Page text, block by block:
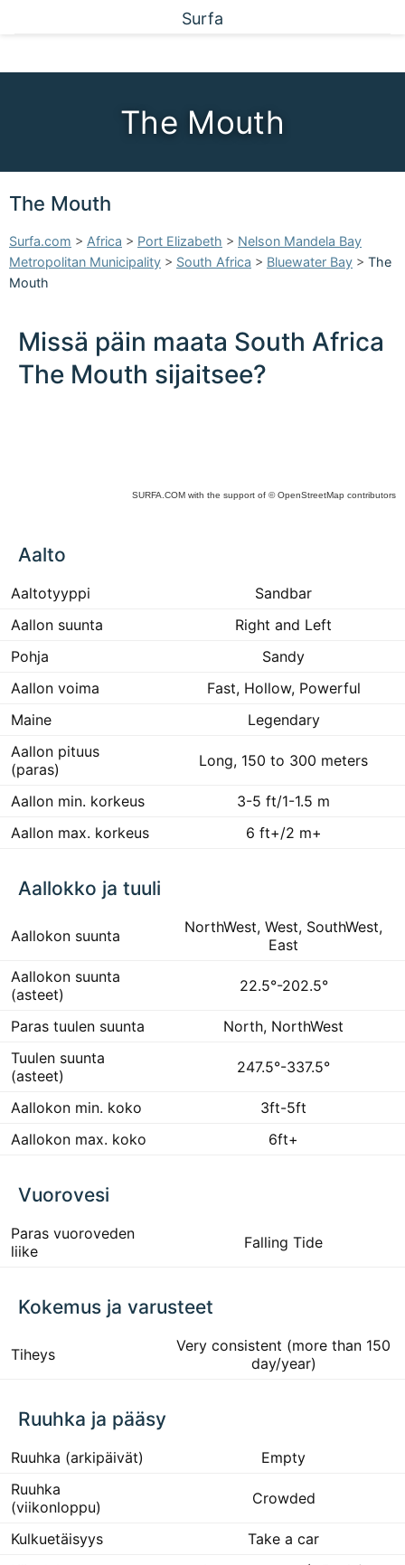
Surfa
The Mouth
The Mouth
Surfa.com > Africa > Port Elizabeth > Nelson Mandela Bay
Metropolitan Municipality > South Africa > Bluewater Bay > The
Mouth
Missä päin maata South Africa
The Mouth sijaitsee?
SURFA.COM with the support of © OpenStreetMap contributors
Aalto
Aaltotyyppi
Sandbar
Aallon suunta
Right and Left
Pohja
Sandy
Aallon voima
Fast, Hollow, Powerful
Maine
Legendary
Aallon pituus
(paras)
Long, 150 to 300 meters
Aallon min. korkeus
3-5 ft/1-1.5 m
Aallon max. korkeus
6 ft+/2 m+
Aallokko ja tuuli
Aallokon suunta
NorthWest, West, SouthWest,
East
Aallokon suunta
(asteet)
22.5°-202.5°
Paras tuulen suunta
North, NorthWest
Tuulen suunta
(asteet)
247.5°-337.5°
Aallokon min. koko
3ft-5ft
Aallokon max. koko
6ft+
Vuorovesi
Paras vuoroveden
liike
Falling Tide
Kokemus ja varusteet
Tiheys
Very consistent (more than 150
day/year)
Ruuhka ja pääsy
Ruuhka (arkipäivät)
Empty
Ruuhka
(viikonloppu)
Crowded
Kulkuetäisyys
Take a car